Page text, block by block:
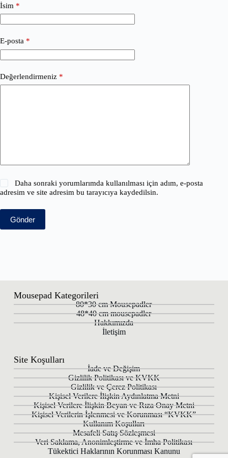
İsim *
E-posta *
Değerlendirmeniz *
Daha sonraki yorumlarımda kullanılması için adım, e-posta
adresim ve site adresim bu tarayıcıya kaydedilsin.
Gönder
Mousepad Kategorileri
80*30 cm Mousepadler
48*40 cm mousepadler
Hakkımızda
İletişim
Site Koşulları
İade ve Değişim
Gizlilik Politikası ve KVKK
Gizlilik ve Çerez Politikası
Kişisel Verilere İlişkin Aydınlatma Metni
Kişisel Verilere İlişkin Beyan ve Rıza Onay Metni
Kişisel Verilerin İşlenmesi ve Korunması “KVKK”
Kullanım Koşulları
Mesafeli Satış Sözleşmesi
Veri Saklama, Anonimleştirme ve İmha Politikası
Tükektici Haklarının Korunması Kanunu